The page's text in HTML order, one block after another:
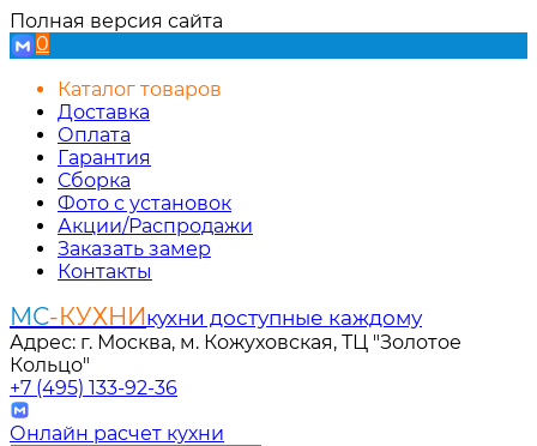
Полная версия сайта
0
Каталог товаров
Доставка
Оплата
Гарантия
Сборка
Фото с установок
Акции/Распродажи
Заказать замер
Контакты
МС-КУХНИкухни доступные каждому
Адрес: г. Москва, м. Кожуховская, ТЦ "Золотое
Кольцо"
+7 (495) 133-92-36
Онлайн расчет кухни